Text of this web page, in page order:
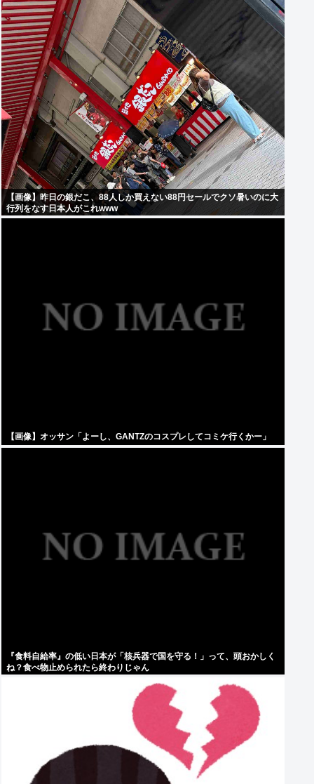
【画像】昨日の銀だこ、88人しか買えない88円セールでクソ暑いのに大
行列をなす日本人がこれwww
【画像】オッサン「よーし、GANTZのコスプレしてコミケ行くかー」
『食料自給率』の低い日本が「核兵器で国を守る！」って、頭おかしく
ね？食べ物止められたら終わりじゃん